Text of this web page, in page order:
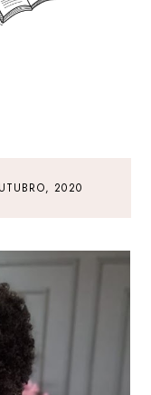
2020